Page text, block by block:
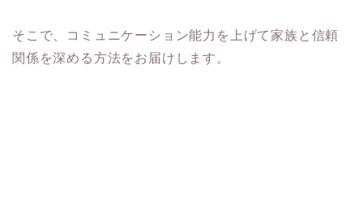
そこで、コミュニケーション能力を上げて家族と信頼
関係を深める方法をお届けします。